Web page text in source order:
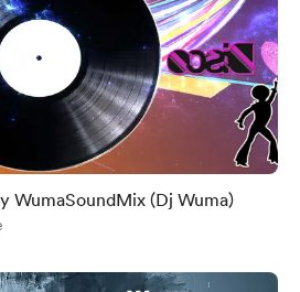
WumaSoundMix (Dj Wuma)